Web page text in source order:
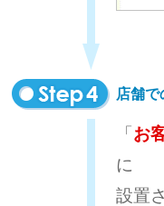
店舗で
「 お
に
設置